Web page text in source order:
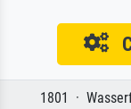
1801 ·